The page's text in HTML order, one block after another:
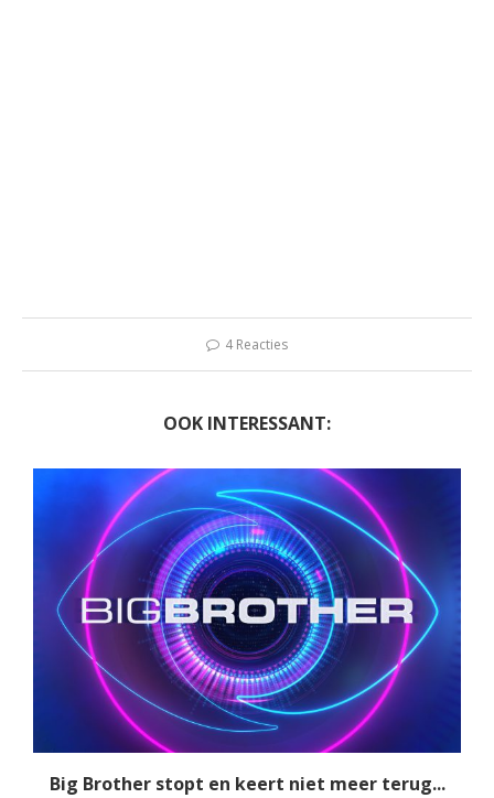
4 Reacties
OOK INTERESSANT:
Big Brother stopt en keert niet meer terug...